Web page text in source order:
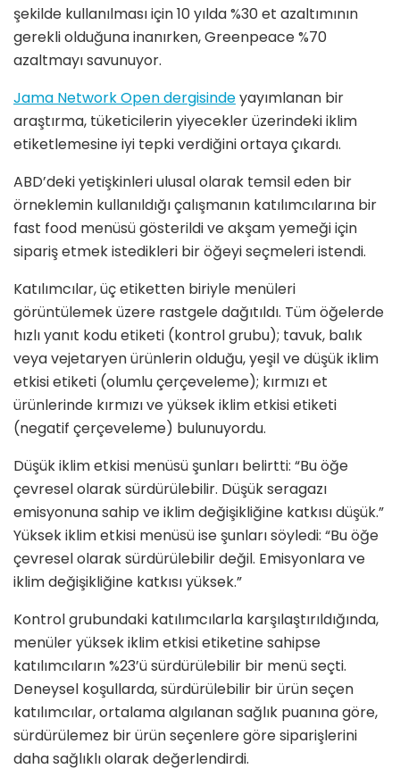
şekilde kullanılması için 10 yılda %30 et azaltımının
gerekli olduğuna inanırken, Greenpeace %70
azaltmayı savunuyor.
Jama Network Open dergisindeyayımlanan bir
araştırma, tüketicilerin yiyecekler üzerindeki iklim
etiketlemesine iyi tepki verdiğini ortaya çıkardı.
ABD’deki yetişkinleri ulusal olarak temsil eden bir
örneklemin kullanıldığı çalışmanın katılımcılarına bir
fast food menüsü gösterildi ve akşam yemeği için
sipariş etmek istedikleri bir öğeyi seçmeleri istendi.
Katılımcılar, üç etiketten biriyle menüleri
görüntülemek üzere rastgele dağıtıldı. Tüm öğelerde
hızlı yanıt kodu etiketi (kontrol grubu); tavuk, balık
veya vejetaryen ürünlerin olduğu, yeşil ve düşük iklim
etkisi etiketi (olumlu çerçeveleme); kırmızı et
ürünlerinde kırmızı ve yüksek iklim etkisi etiketi
(negatif çerçeveleme) bulunuyordu.
Düşük iklim etkisi menüsü şunları belirtti: “Bu öğe
çevresel olarak sürdürülebilir. Düşük seragazı
emisyonuna sahip ve iklim değişikliğine katkısı düşük.”
Yüksek iklim etkisi menüsü ise şunları söyledi: “Bu öğe
çevresel olarak sürdürülebilir değil. Emisyonlara ve
iklim değişikliğine katkısı yüksek.”
Kontrol grubundaki katılımcılarla karşılaştırıldığında,
menüler yüksek iklim etkisi etiketine sahipse
katılımcıların %23’ü sürdürülebilir bir menü seçti.
Deneysel koşullarda, sürdürülebilir bir ürün seçen
katılımcılar, ortalama algılanan sağlık puanına göre,
sürdürülemez bir ürün seçenlere göre siparişlerini
daha sağlıklı olarak değerlendirdi.